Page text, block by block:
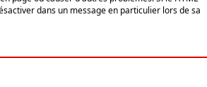
dans un message en particulier lors de sa